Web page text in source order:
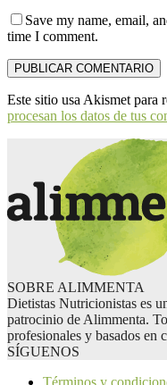
Save my name, email,
time I comment.
Este sitio usa Akismet para
procesan los datos de tus
SOBRE ALIMMENTA
Dietistas Nutricionistas es
patrocinio de Alimmenta.
profesionales y basados en
SÍGUENOS